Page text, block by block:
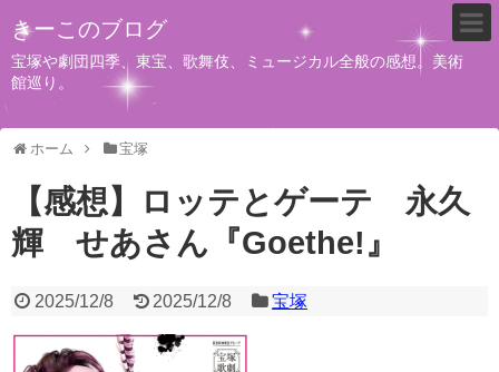
きーこのブログ
宝塚や劇団四季、東宝、歌舞伎、ミュージカル全般の感想。美術
館巡り。
ホーム 宝塚
【感想】ロッテとゲーテ 永久
輝 せあさん『Goethe!』
2025/12/8 2025/12/8 宝塚